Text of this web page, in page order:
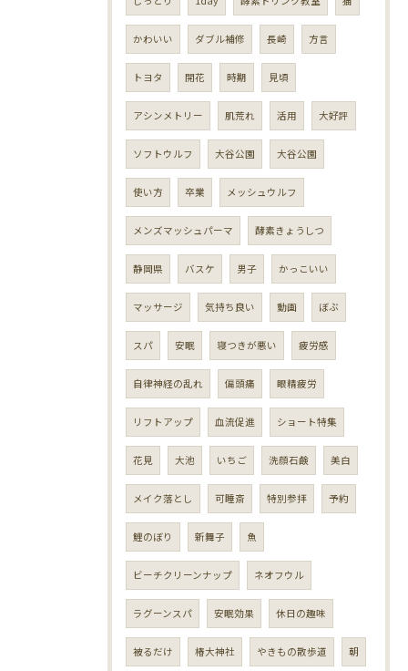
かわいい ダブル補修 長崎 方言
トヨタ 開花 時期 見頃
アシンメトリー 肌荒れ 活用 大好評
ソフトウルフ 大谷公園 大谷公園
使い方 卒業 メッシュウルフ
メンズマッシュパーマ 酵素きょうしつ
静岡県 バスケ 男子 かっこいい
マッサージ 気持ち良い 動画 ぼぶ
スパ 安眠 寝つきが悪い 疲労感
自律神経の乱れ 偏頭痛 眼精疲労
リフトアップ 血流促進 ショート特集
花見 大池 いちご 洗顔石鹸 美白
メイク落とし 可睡斎 特別参拝 予約
鯉のぼり 新舞子 魚
ビーチクリーンナップ ネオフウル
ラグーンスパ 安眠効果 休日の趣味
被るだけ 椿大神社 やきもの散歩道 朝